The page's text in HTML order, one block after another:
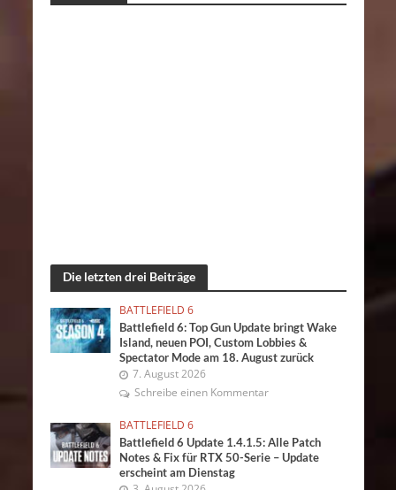
Die letzten drei Beiträge
BATTLEFIELD 6
Battlefield 6: Top Gun Update bringt Wake
Island, neuen POI, Custom Lobbies &
Spectator Mode am 18. August zurück
7. August 2026
Schreibe einen Kommentar
BATTLEFIELD 6
Battlefield 6 Update 1.4.1.5: Alle Patch
Notes & Fix für RTX 50-Serie – Update
erscheint am Dienstag